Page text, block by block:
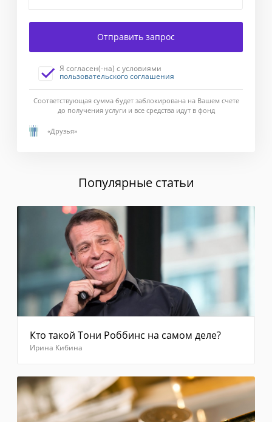
сообщении.
в
минуты
сообщение
кодом
не
Введите
Отправить
Отправить запрос
Я согласен(-на) с условиями
пользовательского соглашения
Соответствующая сумма будет заблокирована на Вашем счете
до получения услуги и все средства идут в фонд
«Друзья»
Популярные статьи
Кто такой Тони Роббинс на самом деле?
Ирина Кибина